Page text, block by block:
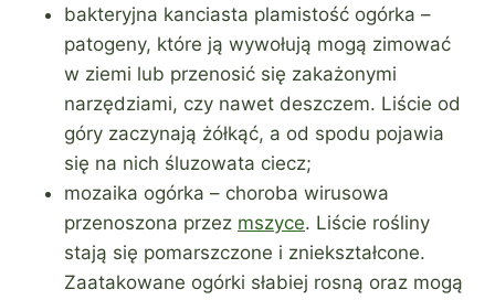
bakteryjna kanciasta plamistość ogórka –
patogeny, które ją wywołują mogą zimować
w ziemi lub przenosić się zakażonymi
narzędziami, czy nawet deszczem. Liście od
góry zaczynają żółkąć, a od spodu pojawia
się na nich śluzowata ciecz;
mozaika ogórka – choroba wirusowa
przenoszona przez mszyce. Liście rośliny
stają się pomarszczone i zniekształcone.
Zaatakowane ogórki słabiej rosną oraz mogą